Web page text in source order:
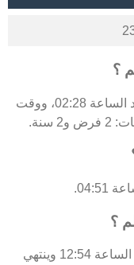
؟
وقت بداية صلاة الفجر فيبي ستوكهولم عند الساعة 02:28، ووقت
؟
يبدأ وقت صلاة الظهر فيبي ستوكهولم عند الساعة 12:54 وينتهي